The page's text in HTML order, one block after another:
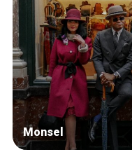
Monsel